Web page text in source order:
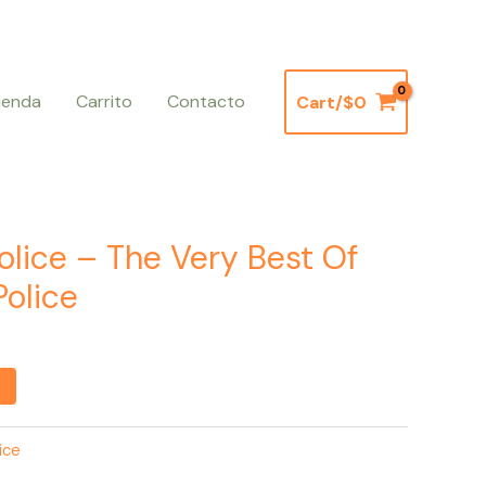
Carrito Contacto Cart/$0
– The Very Best Of